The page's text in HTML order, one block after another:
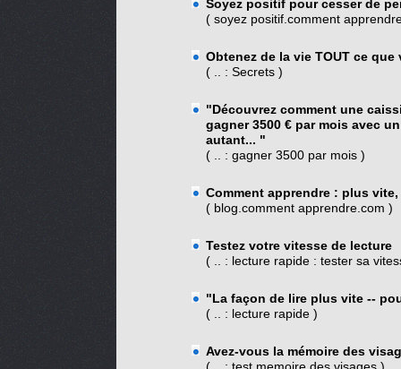
Soyez positif pour cesser de
( soyez positif.comment
Obtenez de la vie TOUT ce
( .. : Secrets )
"Découvrez comment une
gagner 3500 € par mois avec
autant... "
( .. : gagner 3500 par mois )
Comment apprendre : plus
( blog.comment apprendre.com )
Testez votre vitesse de lecture
( .. : lecture rapide : tester sa
"La façon de lire plus vite --
( .. : lecture rapide )
Avez-vous la mémoire des